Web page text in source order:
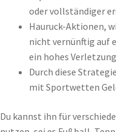
oder vollständiger
Hauruck-Aktionen,
nicht vernünftig auf
ein hohes
Durch diese
mit Sportwetten
Du kannst ihn für